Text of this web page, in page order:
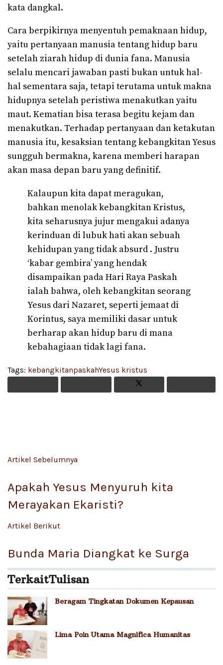
kata dangkal.
Cara berpikirnya menyentuh pemaknaan hidup,
yaitu pertanyaan manusia tentang hidup baru
setelah ziarah hidup di dunia fana. Manusia
selalu mencari jawaban pasti bukan untuk hal-
hal sementara saja, tetapi terutama untuk makna
hidupnya setelah peristiwa menakutkan yaitu
maut. Kematian bisa terasa begitu kejam dan
menakutkan. Terhadap pertanyaan dan ketakutan
manusia itu, kesaksian tentang kebangkitan Yesus
sungguh bermakna, karena memberi harapan
akan masa depan baru yang definitif.
Kalaupun kita dapat meragukan,
bahkan menolak kebangkitan Kristus,
kita seharusnya jujur mengakui adanya
kerinduan di lubuk hati akan sebuah
kehidupan yang tidak absurd . Justru
‘kabar gembira’ yang hendak
disampaikan pada Hari Raya Paskah
ialah bahwa, oleh kebangkitan seorang
Yesus dari Nazaret, seperti jemaat di
Korintus, saya memiliki dasar untuk
berharap akan hidup baru di mana
kebahagiaan tidak lagi fana.
Tags: kebangkitanpaskahYesus kristus
Artikel Sebelumnya
Apakah Yesus Menyuruh kita
Merayakan Ekaristi?
Artikel Berikut
Bunda Maria Diangkat ke Surga
TerkaitTulisan
Beragam Tingkatan Dokumen Kepausan
Lima Poin Utama Magnifica Humanitas